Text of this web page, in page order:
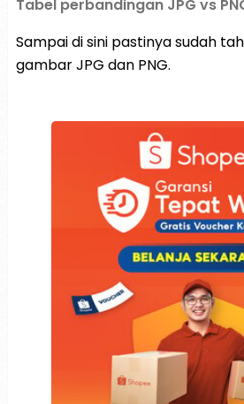
Tabel perbandingan JPG vs
Sampai di sini pastinya sudah
gambar JPG dan PNG.